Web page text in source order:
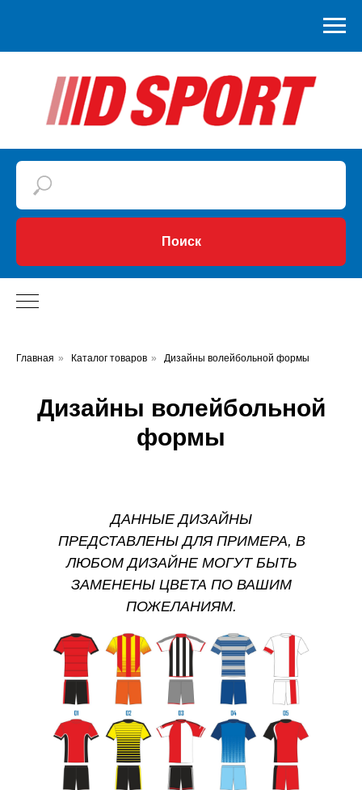
Поиск
Главная » Каталог товаров » Дизайны волейбольной формы
Дизайны волейбольной
формы
ДАННЫЕ ДИЗАЙНЫ
ПРЕДСТАВЛЕНЫ ДЛЯ ПРИМЕРА, В
ЛЮБОМ ДИЗАЙНЕ МОГУТ БЫТЬ
ЗАМЕНЕНЫ ЦВЕТА ПО ВАШИМ
ПОЖЕЛАНИЯМ.